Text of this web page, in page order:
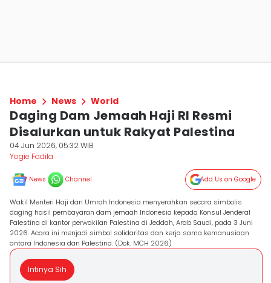
Home News World
Daging Dam Jemaah Haji RI Resmi
Disalurkan untuk Rakyat Palestina
04 Jun 2026, 05:32 WIB
Yogie Fadila
News Channel Add Us on Google
Wakil Menteri Haji dan Umrah Indonesia menyerahkan secara simbolis
daging hasil pembayaran dam jemaah Indonesia kepada Konsul Jenderal
Palestina di kantor perwakilan Palestina di Jeddah, Arab Saudi, pada 3 Juni
2026. Acara ini menjadi simbol solidaritas dan kerja sama kemanusiaan
antara Indonesia dan Palestina. (Dok. MCH 2026)
Intinya Sih